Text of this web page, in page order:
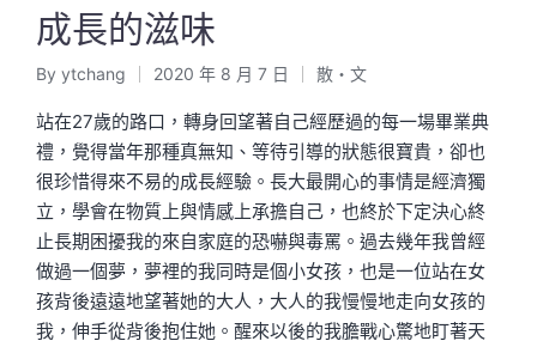
成長的滋味
Posted
by
By ytchang 2020 年 8 月 7 日
Posted
in
散・文
站在27歲的路口，轉身回望著自己經歷過的每一場畢業典
禮，覺得當年那種真無知、等待引導的狀態很寶貴，卻也
很珍惜得來不易的成長經驗。長大最開心的事情是經濟獨
立，學會在物質上與情感上承擔自己，也終於下定決心終
止長期困擾我的來自家庭的恐嚇與毒罵。過去幾年我曾經
做過一個夢，夢裡的我同時是個小女孩，也是一位站在女
孩背後遠遠地望著她的大人，大人的我慢慢地走向女孩的
我，伸手從背後抱住她。醒來以後的我膽戰心驚地盯著天